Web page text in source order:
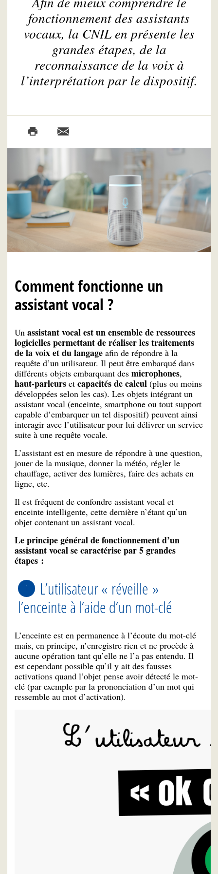
fonctionnement des assistants
vocaux, la CNIL en présente les
grandes étapes, de la
reconnaissance de la voix à
l’interprétation par le dispositif.
Comment fonctionne un
assistant vocal ?
Un assistant vocal estun ensemble de ressources
logiciellespermettant de réaliser les traitements
de la voix et du langage afin de répondre à la
requête d’un utilisateur. Il peut être embarqué dans
différents objets embarquant des microphones,
haut-parleurs et capacités de calcul (plus ou moins
développées selon les cas). Les objets intégrant un
assistant vocal (enceinte, smartphone ou tout support
capable d’embarquer un tel dispositif) peuvent ainsi
interagir avec l’utilisateur pour lui délivrer un service
suite à une requête vocale.
L’assistant est en mesure de répondre à une question,
jouer de la musique, donner la météo, régler le
chauffage, activer des lumières, faire des achats en
ligne, etc.
Il est fréquent de confondre assistant vocal et
enceinte intelligente, cette dernière n’étant qu’un
objet contenant un assistant vocal.
Le principe général de fonctionnement d’un
assistant vocal se caractérise par 5 grandes
étapes :
L’utilisateur « réveille »
l’enceinte à l’aide d’un mot-clé
L’enceinte est en permanence à l’écoute du mot-clé
mais, en principe, n’enregistre rien et ne procède à
aucune opération tant qu’elle ne l’a pas entendu. Il
est cependant possible qu’il y ait des fausses
activations quand l’objet pense avoir détecté le mot-
clé (par exemple par la prononciation d’un mot qui
ressemble au mot d’activation).